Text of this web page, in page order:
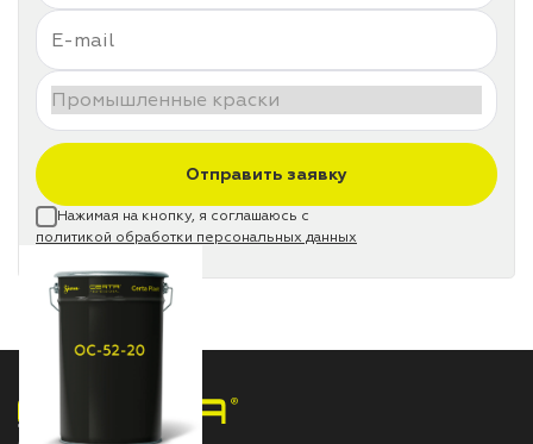
Отправить заявку
Нажимая на кнопку, я соглашаюсь с
политикой обработки персональных данных
НПП «СПЕКТР» ЗАВОД ЛАКОКРАСОЧНЫХ МАТЕРИАЛОВ